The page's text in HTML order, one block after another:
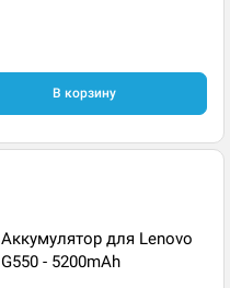
В корзину
Аккумулятор для Lenovo
G550 - 5200mAh